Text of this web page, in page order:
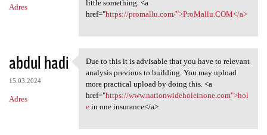
Adres
little something. <a
href="https://promallu.com/">ProMallu.COM</a>
abdul hadi
15.03.2024
Adres
Due to this it is advisable
Due to this it is advisable that you have to relevant
analysis previous to building. You may upload
more practical upload by doing this. <a
href="https://www.nationwideholeinone.com">hol
ein one insurance</a>